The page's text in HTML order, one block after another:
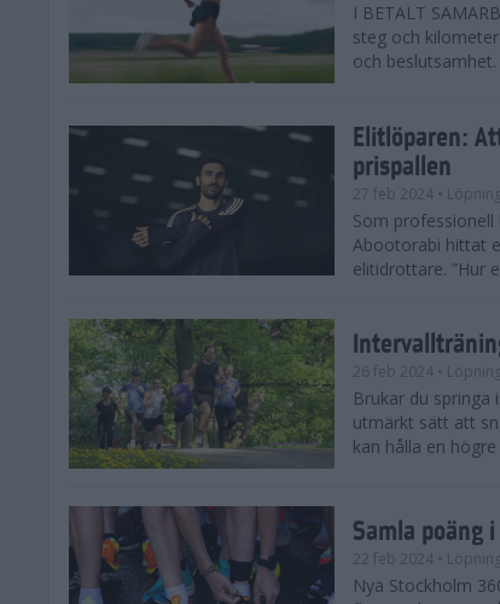
I BETALT
steg och
och
Elitlöparen:
prispallen
27 feb 2024 •
Som
Abootorabi hittat
elitidrottare. ”Hur
26 feb 2024 •
Brukar du springa
utmärkt sätt att
kan hålla en
Samla poäng
22 feb 2024 •
Nya Stockholm